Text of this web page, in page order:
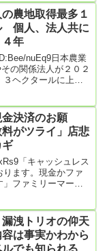
突破を受けて博覧会
レモニーは...
の農地取得最多１
個人、法人共に
年
nuEq9日本農業
の関係法人が２０２
３ヘクタールに上
表したが、いずれ
農地取得の実態を把
決済のお願
がツライ」店悲
「キャッシュレス
ます。現金かファ
」ファミリーマート
部は取材に対し、
より、決済手数料の
洩トリオの仰天
は事実かわから